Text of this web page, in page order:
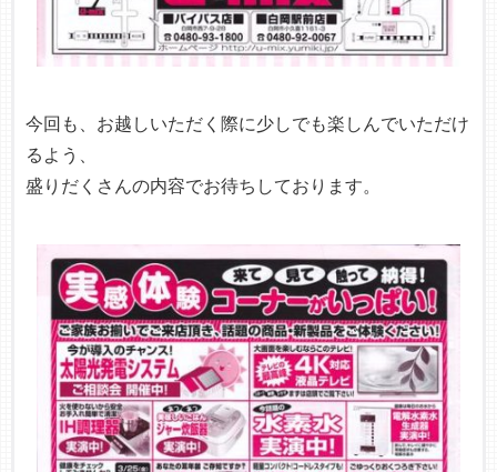
今回も、お越しいただく際に少しでも楽しんでいただけ
るよう、
盛りだくさんの内容でお待ちしております。